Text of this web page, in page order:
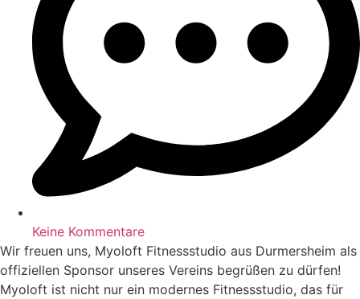
Keine Kommentare
Wir freuen uns, Myoloft Fitnessstudio aus Durmersheim als
offiziellen Sponsor unseres Vereins begrüßen zu dürfen!
Myoloft ist nicht nur ein modernes Fitnessstudio, das für